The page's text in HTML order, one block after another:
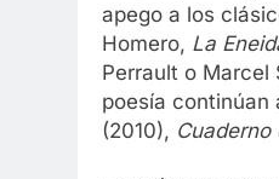
apego a los
Homero, La
Perrault o Marcel
poesía continúan
(2010),